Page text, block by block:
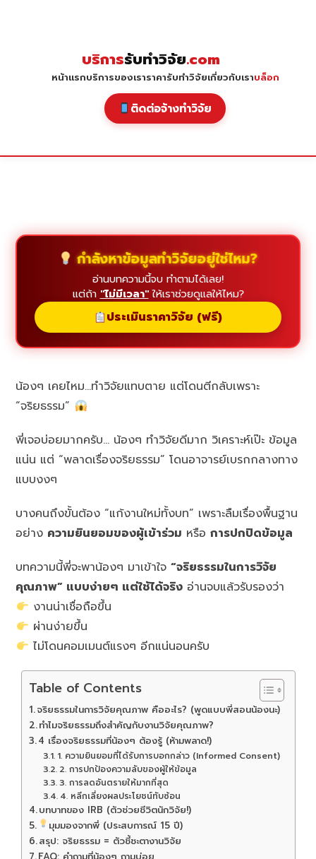
บริการรับทำวิจัย.com
หน้าแรกบริการของเราราคารับทำวิจัยเกี่ยวกับเราบล็อก
ติดต่อจ้างทำวิจัย
กำลังหาข้อมูลทำวิจัยอยู่ใช่ไหม?
อ่านบทความนี้จบ ทำตามได้เลย!
แต่ถ้า "ไม่มีเวลา"ให้เราช่วยดูแลให้ไหม?
ประเมินราคาวิจัย (ฟรี)
น้องๆ เคยไหม…ทำวิจัยแทบตาย แต่โดนตีกลับเพราะ
“จริยธรรม”
พี่เจอบ่อยมากครับ… น้องๆ ทำวิจัยดีมาก วิเคราะห์เป๊ะ ข้อมูล
แน่น แต่ “พลาดเรื่องจริยธรรม” โดนอาจารย์เบรกกลางทาง
แบบงงๆ
บางคนถึงขั้นต้อง “แก้งานใหม่ทั้งบท” เพราะลืมเรื่องพื้นฐาน
อย่าง ความยินยอมของผู้เข้าร่วม หรือการปกปิดข้อมูล
บทความนี้พี่จะพาน้องๆ มาเข้าใจ“จริยธรรมในการวิจัย
คุณภาพ” แบบง่ายๆ แต่ใช้ได้จริง อ่านจบแล้วรับรองว่า
งานน่าเชื่อถือขึ้น
ผ่านง่ายขึ้น
ไม่โดนคอมเมนต์แรงๆ อีกแน่นอนครับ
Table of Contents
จริยธรรมในการวิจัยคุณภาพ คืออะไร? (พูดแบบพี่สอนน้องนะ)
ทำไมจริยธรรมถึงสำคัญกับงานวิจัยคุณภาพ?
4 เรื่องจริยธรรมที่น้องๆ ต้องรู้ (ห้ามพลาด!)
1. ความยินยอมที่ได้รับการบอกกล่าว (Informed Consent)
2. การปกป้องความลับของผู้ให้ข้อมูล
3. การลดอันตรายให้มากที่สุด
4. หลีกเลี่ยงผลประโยชน์ทับซ้อน
บทบาทของ IRB (ตัวช่วยชีวิตนักวิจัย!)
มุมมองจากพี่ (ประสบการณ์ 15 ปี)
สรุป: จริยธรรม = ตัวชี้ชะตางานวิจัย